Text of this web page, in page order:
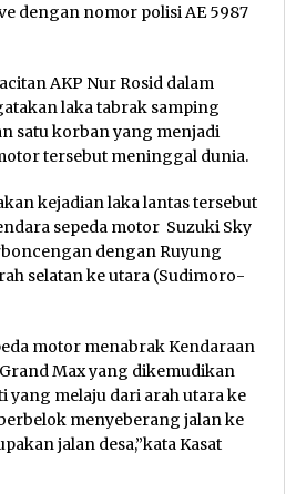
dengan nomor polisi AE 5987
AKP Nur Rosid dalam
laka tabrak samping
satu korban yang menjadi
tersebut meninggal dunia.
kejadian laka lantas tersebut
sepeda motor Suzuki Sky
dengan Ruyung
selatan ke utara (Sudimoro-
motor menabrak Kendaraan
Max yang dikemudikan
yang melaju dari arah utara ke
menyeberang jalan ke
jalan desa,”kata Kasat